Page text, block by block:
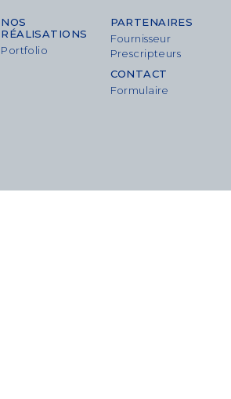
NOS
RÉALISATIONS
Portfolio
PARTENAIRES
Fournisseur
Prescripteurs
CONTACT
Formulaire